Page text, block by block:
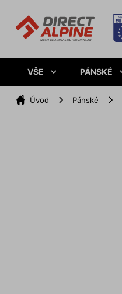
VŠE PÁNSKÉ
Úvod Pánské